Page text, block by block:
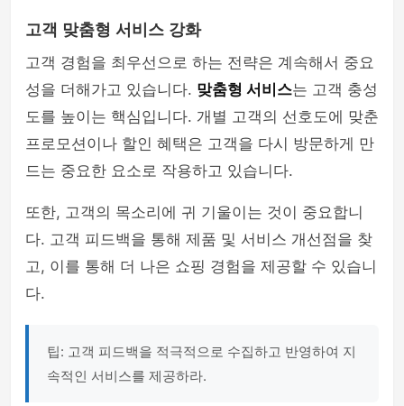
고객 맞춤형 서비스 강화
고객 경험을 최우선으로 하는 전략은 계속해서 중요
성을 더해가고 있습니다. 맞춤형 서비스는 고객 충성
도를 높이는 핵심입니다. 개별 고객의 선호도에 맞춘
프로모션이나 할인 혜택은 고객을 다시 방문하게 만
드는 중요한 요소로 작용하고 있습니다.
또한, 고객의 목소리에 귀 기울이는 것이 중요합니
다. 고객 피드백을 통해 제품 및 서비스 개선점을 찾
고, 이를 통해 더 나은 쇼핑 경험을 제공할 수 있습니
다.
팁: 고객 피드백을 적극적으로 수집하고 반영하여 지
속적인 서비스를 제공하라.